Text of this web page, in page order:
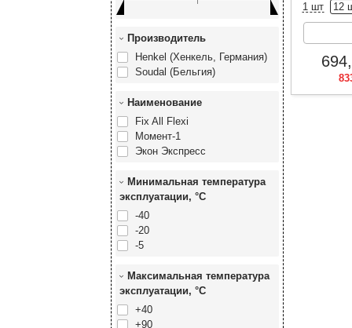
Производитель
Henkel (Хенкель, Германия)
Soudal (Бельгия)
Наименование
Fix All Flexi
Момент-1
Экон Экспресс
Минимальная температура
эксплуатации, °C
-40
-20
-5
Максимальная температура
эксплуатации, °C
+40
+90
1 шт 12